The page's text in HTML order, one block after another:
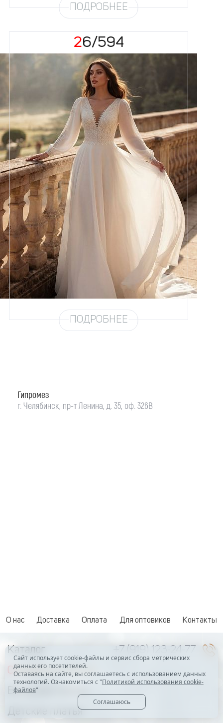
ПОДРОБНЕЕ
26/594
Размеры
42, 44, 46, 48, 50, 52, 54, 56,
Цвет
Силуэт
А-силуэт
Юбка
Шифон (3 метра)
Шлейф
ПОДРОБНЕЕ
Гипромез
г. Челябинск, пр-т Ленина, д. 35, оф. 326В
О нас Доставка Оплата Для оптовиков Контакты
Каталог
Свадебные платья
Вечерние платья
Детские платья
Сайт использует cookie-файлы и сервис сбора метрических
данных его посетителей.
Оставаясь на сайте, вы соглашаетесь с использованием данных
технологий. Ознакомиться с "Политикой использования cookie-
файлов"
Соглашаюсь